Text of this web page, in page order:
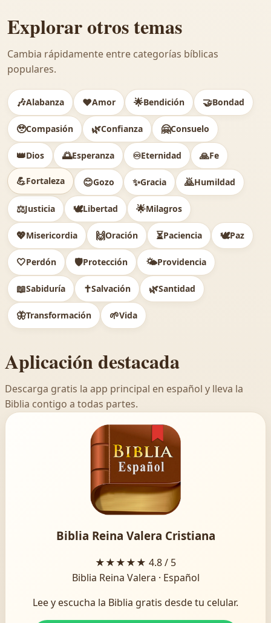
Explorar otros temas
Cambia rápidamente entre categorías bíblicas
populares.
🎶Alabanza ❤️Amor 🌟Bendición 🤝Bondad
🥹Compasión 🌿Confianza 🤗Consuelo
👑Dios 🌅Esperanza ♾️Eternidad 🙏Fe
💪Fortaleza 😊Gozo ✨Gracia 🙇Humildad
⚖️Justicia 🕊Libertad 🌟Milagros
💖Misericordia 🙌Oración ⏳Paciencia 🕊️Paz
🤍Perdón 🛡️Protección 🌤️Providencia
📖Sabiduría ✝️Salvación 🌿Santidad
🦋Transformación 🌱Vida
Aplicación destacada
Descarga gratis la app principal en español y lleva la
Biblia contigo a todas partes.
Biblia Reina Valera Cristiana
★★★★★ 4.8 / 5
Biblia Reina Valera · Español
Lee y escucha la Biblia gratis desde tu celular.